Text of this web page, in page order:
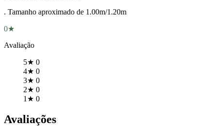
. Tamanho aproximado de 1.00m/1.20m
0★
Avaliação
5★ 0
4★ 0
3★ 0
2★ 0
1★ 0
Avaliações